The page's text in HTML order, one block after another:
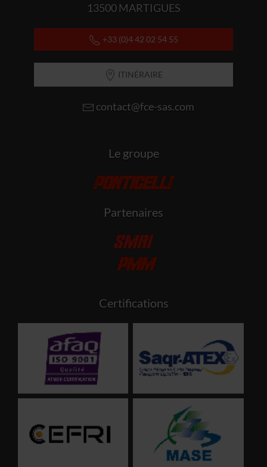
13500 MARTIGUES
+33 (0)4 42 02 54 55
ITINÉRAIRE
contact@fce-sas.com
Le groupe
Partenaires
Certifications